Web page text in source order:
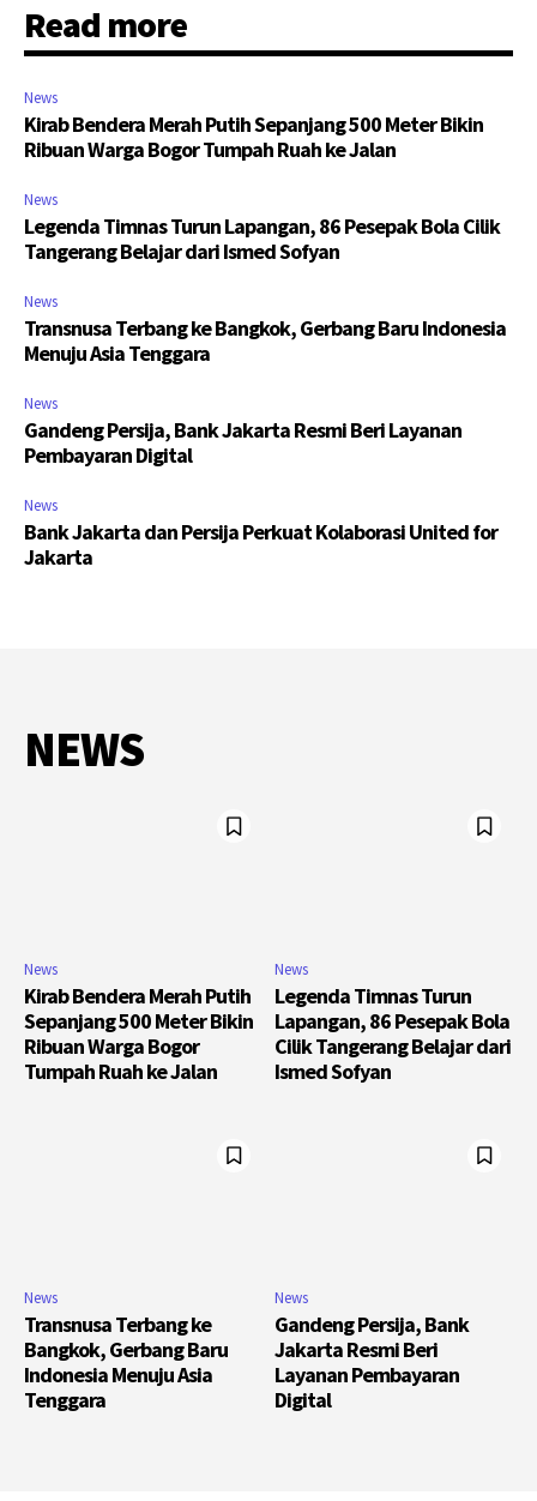
Read more
News
Kirab Bendera Merah Putih Sepanjang 500 Meter Bikin
Ribuan Warga Bogor Tumpah Ruah ke Jalan
News
Legenda Timnas Turun Lapangan, 86 Pesepak Bola Cilik
Tangerang Belajar dari Ismed Sofyan
News
Transnusa Terbang ke Bangkok, Gerbang Baru Indonesia
Menuju Asia Tenggara
News
Gandeng Persija, Bank Jakarta Resmi Beri Layanan
Pembayaran Digital
News
Bank Jakarta dan Persija Perkuat Kolaborasi United for
Jakarta
NEWS
News
Kirab Bendera Merah Putih
Sepanjang 500 Meter Bikin
Ribuan Warga Bogor
Tumpah Ruah ke Jalan
News
Legenda Timnas Turun
Lapangan, 86 Pesepak Bola
Cilik Tangerang Belajar dari
Ismed Sofyan
News
Transnusa Terbang ke
Bangkok, Gerbang Baru
Indonesia Menuju Asia
Tenggara
News
Gandeng Persija, Bank
Jakarta Resmi Beri
Layanan Pembayaran
Digital